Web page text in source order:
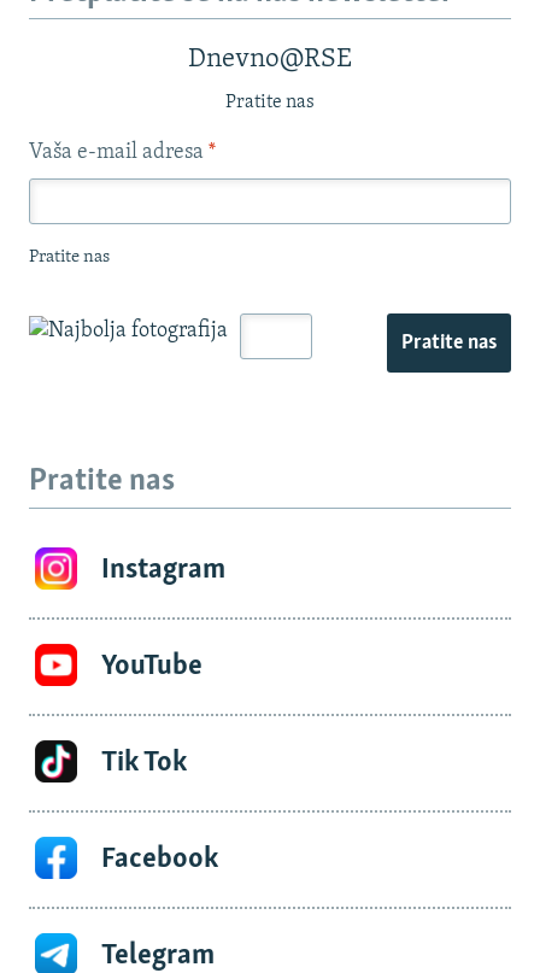
Dnevno@RSE
Pratite nas
Vaša e-mail adresa *
Pratite nas
Pratite nas
Pratite nas
Instagram
YouTube
Tik Tok
Facebook
Telegram